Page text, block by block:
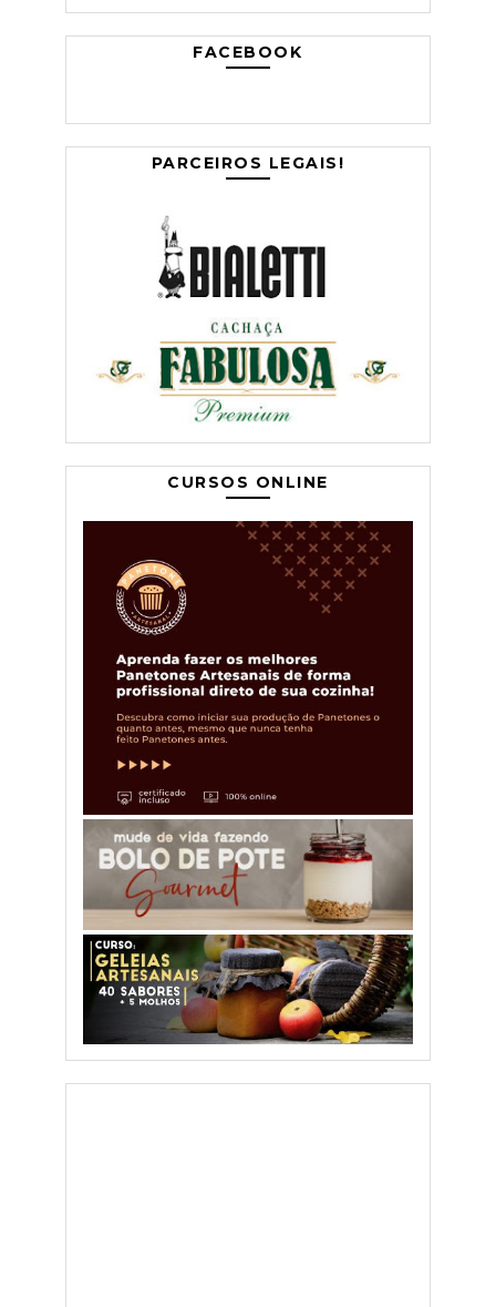
FACEBOOK
PARCEIROS LEGAIS!
CURSOS ONLINE